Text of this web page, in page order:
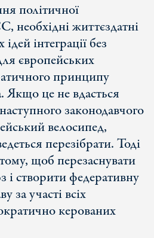
політичної
необхідні життєздатні
інтеграції без
європейських
принципу
Якщо це не вдасться
законодавчого
велосипед,
перезібрати. Тоді
щоб перезаснувати
створити федеративну
за участі всіх
керованих